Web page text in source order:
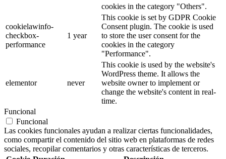
cookies in the category "Others".
cookielawinfo-
checkbox-
performance
1 year
This cookie is set by GDPR Cookie
Consent plugin. The cookie is used
to store the user consent for the
cookies in the category
"Performance".
elementor never
This cookie is used by the website's
WordPress theme. It allows the
website owner to implement or
change the website's content in real-
time.
Funcional
Funcional
Las cookies funcionales ayudan a realizar ciertas funcionalidades,
como compartir el contenido del sitio web en plataformas de redes
sociales, recopilar comentarios y otras características de terceros.